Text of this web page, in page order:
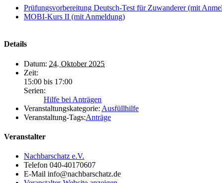
Prüfungsvorbereitung Deutsch-Test für Zuwanderer (mit
MOBI-Kurs II (mit Anmeldung)
Details
Datum: 24. Oktober 2025
Zeit:
15:00 bis 17:00
Serien:
Hilfe bei Anträgen
Veranstaltungskategorie: Ausfüllhilfe
Veranstaltung-Tags:Anträge
Veranstalter
Nachbarschatz e.V.
Telefon 040-40170607
E-Mail info@nachbarschatz.de